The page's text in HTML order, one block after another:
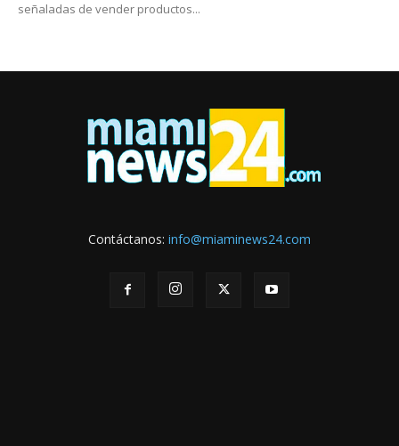
señaladas de vender productos...
Contáctanos: info@miaminews24.com